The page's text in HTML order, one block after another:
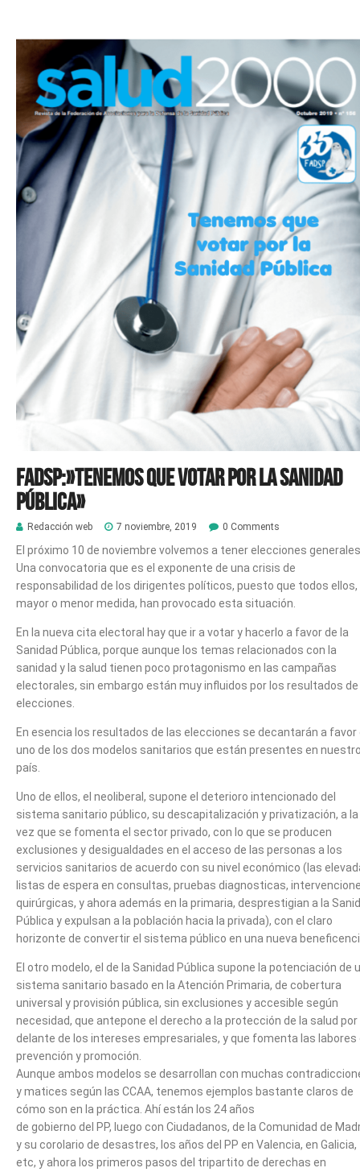
FADSP:»Tenemos que votar por la Sanidad
Pública»
Redacción web 7 noviembre, 2019 0 Comments
El próximo 10 de noviembre volvemos a tener elecciones
Una convocatoria que es el exponente de una crisis de
responsabilidad de los dirigentes políticos, puesto que todos ellos,
mayor o menor medida, han provocado esta situación.
En la nueva cita electoral hay que ir a votar y hacerlo a favor de la
Sanidad Pública, porque aunque los temas relacionados con la
sanidad y la salud tienen poco protagonismo en las campañas
electorales, sin embargo están muy influidos por los resultados
elecciones.
En esencia los resultados de las elecciones se decantarán a favor
uno de los dos modelos sanitarios que están presentes en
país.
Uno de ellos, el neoliberal, supone el deterioro intencionado del
sistema sanitario público, su descapitalización y privatización, a la
vez que se fomenta el sector privado, con lo que se producen
exclusiones y desigualdades en el acceso de las personas a los
servicios sanitarios de acuerdo con su nivel económico (las
listas de espera en consultas, pruebas diagnosticas,
quirúrgicas, y ahora además en la primaria, desprestigian a la
Pública y expulsan a la población hacia la privada), con el claro
horizonte de convertir el sistema público en una nueva
El otro modelo, el de la Sanidad Pública supone la potenciación de
sistema sanitario basado en la Atención Primaria, de cobertura
universal y provisión pública, sin exclusiones y accesible según
necesidad, que antepone el derecho a la protección de la salud por
delante de los intereses empresariales, y que fomenta las labores
prevención y promoción.
Aunque ambos modelos se desarrollan con muchas
y matices según las CCAA, tenemos ejemplos bastante claros de
cómo son en la práctica. Ahí están los 24 años
de gobierno del PP, luego con Ciudadanos, de la Comunidad de
y su corolario de desastres, los años del PP en Valencia, en Galicia,
etc, y ahora los primeros pasos del tripartito de derechas en